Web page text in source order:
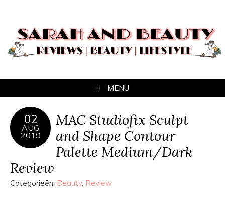
MENU
02
AUG
2019
MAC Studiofix Sculpt
and Shape Contour
Palette Medium/Dark
Review
Categorieën: Beauty, Review